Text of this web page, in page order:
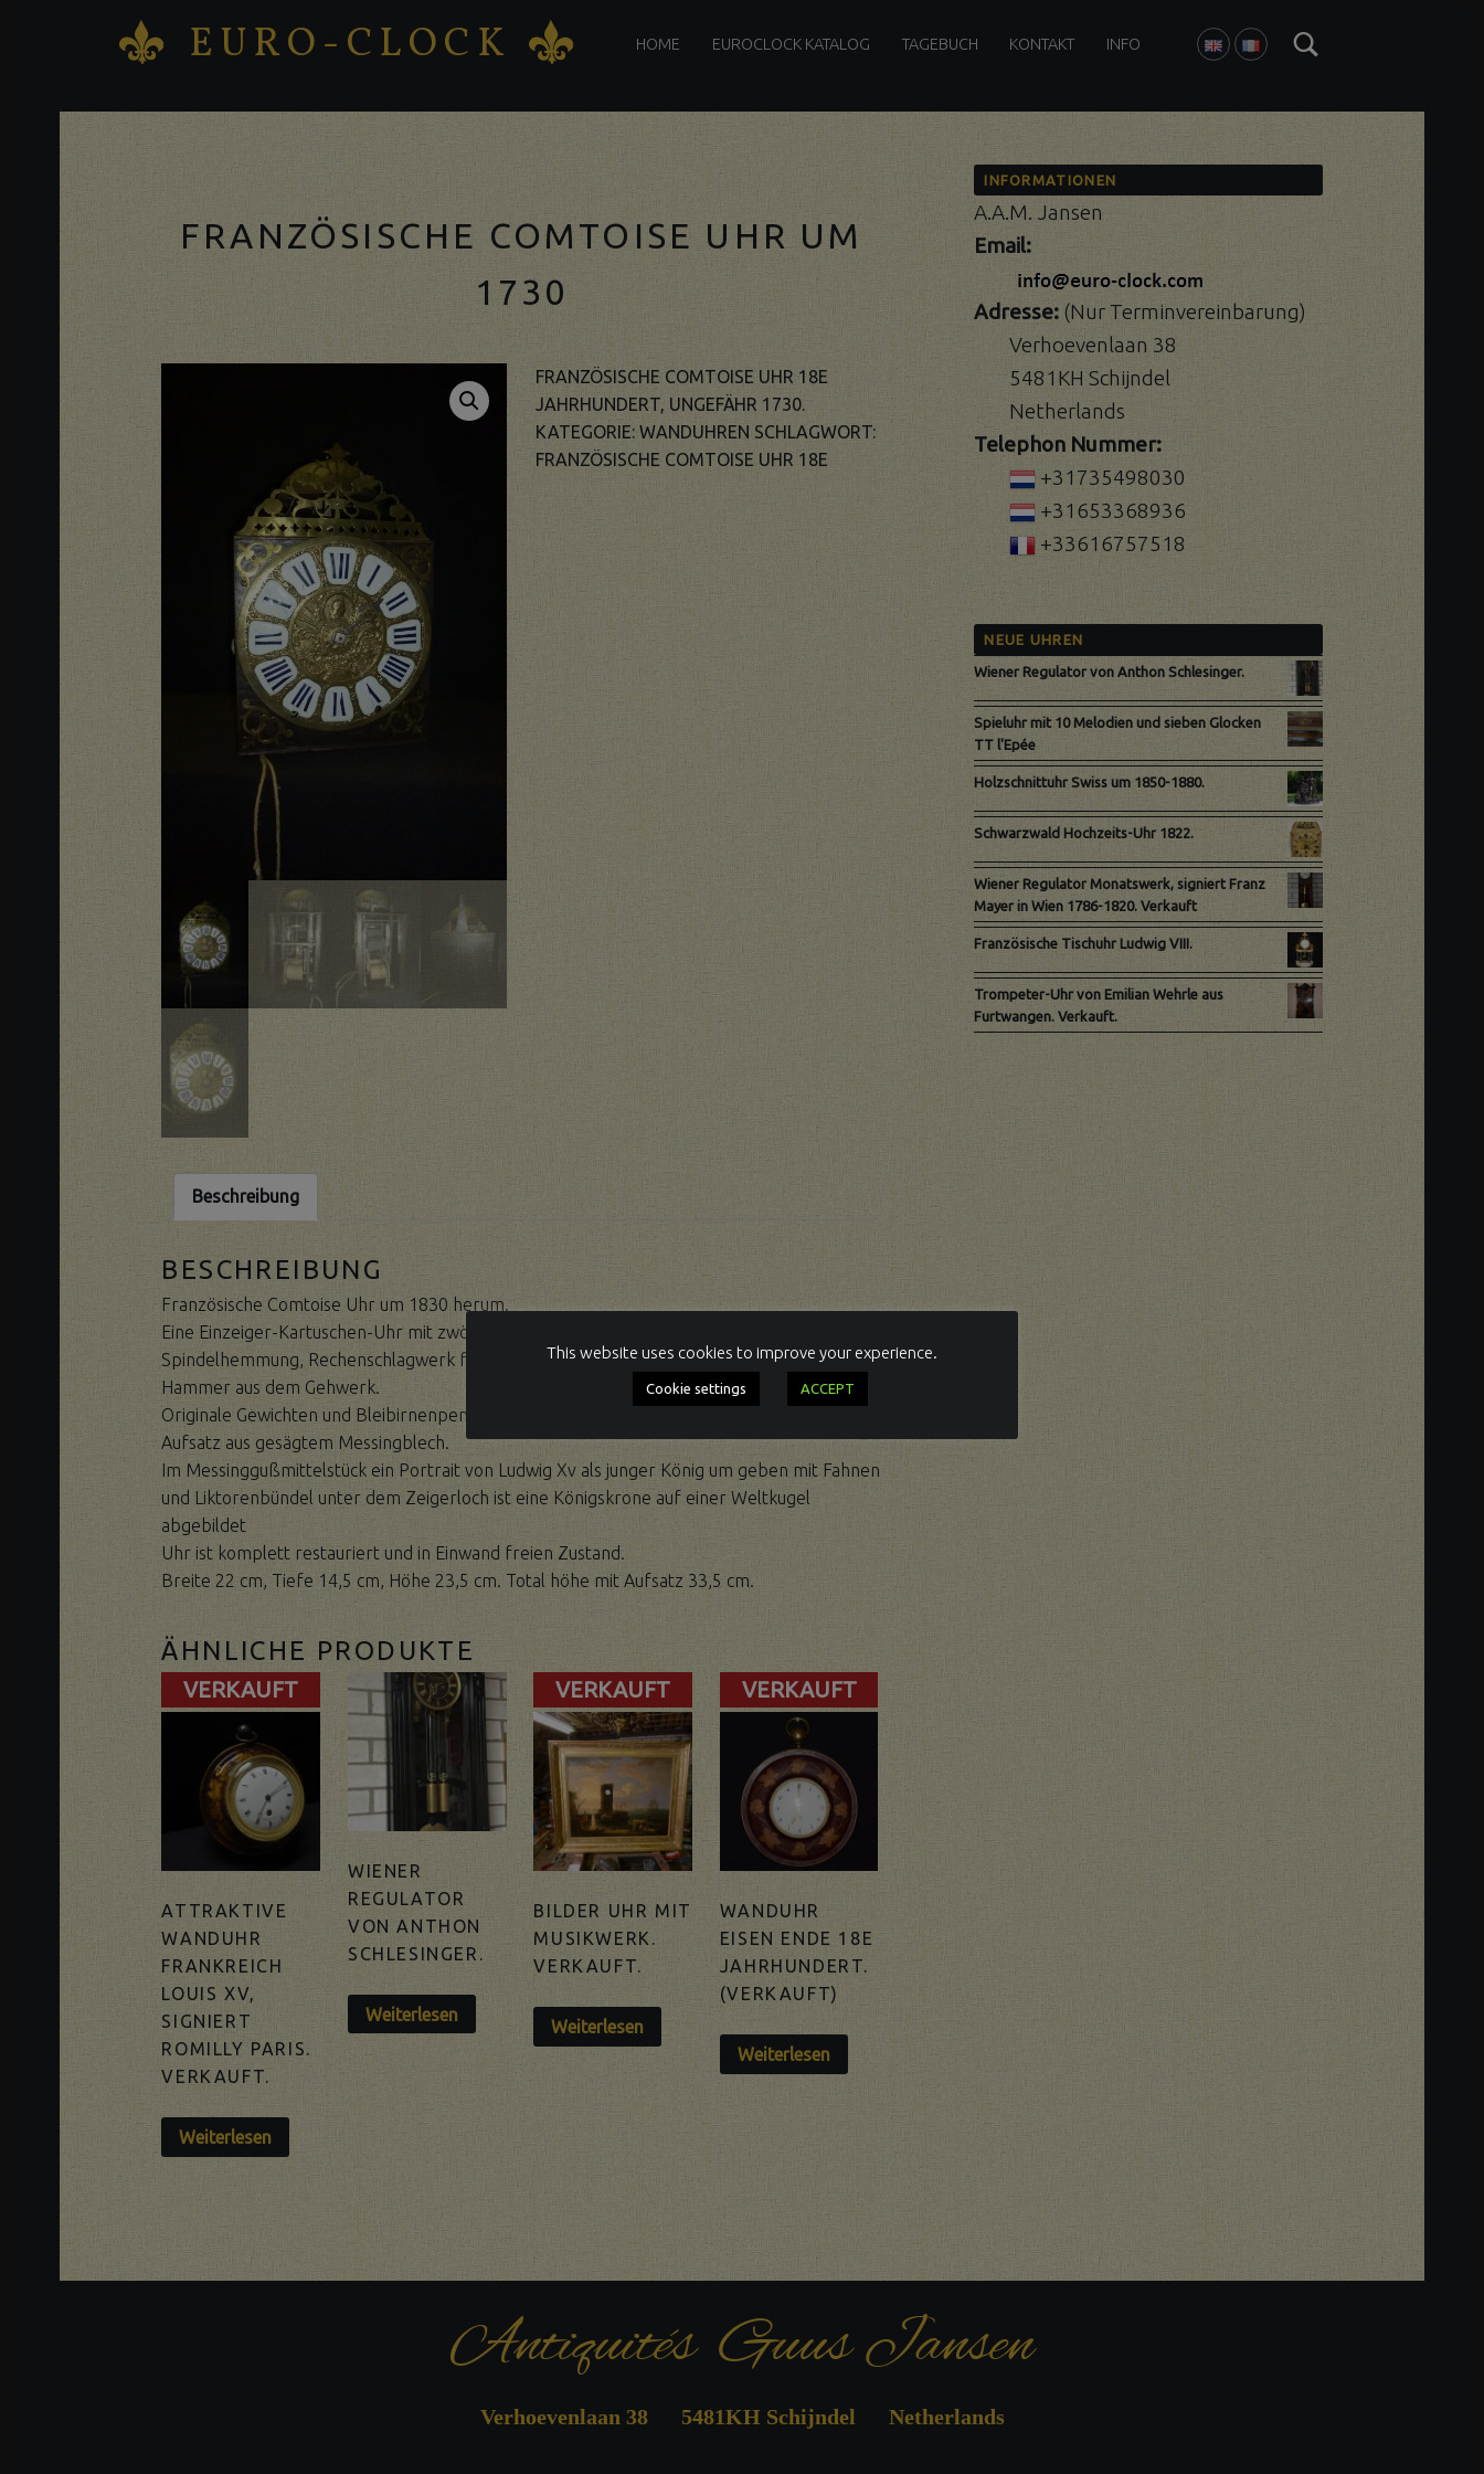
K EURO-CLOCK K
MENU
HOME EUROCLOCK KATALOG TAGEBUCH KONTAKT INFO ENGLISHFRANÇAIS
FRANZÖSISCHE COMTOISE UHR UM
1730
FRANZÖSISCHE COMTOISE UHR 18E
JAHRHUNDERT, UNGEFÄHR 1730.
KATEGORIE:WANDUHREN SCHLAGWORT:
FRANZÖSISCHE COMTOISE UHR 18E
Beschreibung
BESCHREIBUNG
Französische Comtoise Uhr um 1830 herum.
Eine Einzeiger-Kartuschen-Uhr mit zwölf Emailkartuschen, Acht Tage Werl mit
Spindelhemmung, Rechenschlagwerk für die Stunden. Halbstundenschlag mit separatem
Hammer aus dem Gehwerk.
Originale Gewichten und Bleibirnenpendel als Hinterpendel und hat noch sein Weckwerk.
Aufsatz aus gesägtem Messingblech.
Im Messinggußmittelstück ein Portrait von Ludwig Xv als junger König um geben mit Fahnen
und Liktorenbündel unter dem Zeigerloch ist eine Königskrone auf einer Weltkugel
abgebildet
Uhr ist komplett restauriert und in Einwand freien Zustand.
Breite 22 cm, Tiefe 14,5 cm, Höhe 23,5 cm. Total höhe mit Aufsatz 33,5 cm.
ÄHNLICHE PRODUKTE
VERKAUFT
ATTRAKTIVE
WANDUHR
FRANKREICH
LOUIS XV,
SIGNIERT
ROMILLY PARIS.
VERKAUFT.
Weiterlesen
WIENER
REGULATOR
VON ANTHON
SCHLESINGER.
Weiterlesen
VERKAUFT
BILDER UHR MIT
MUSIKWERK.
VERKAUFT.
Weiterlesen
VERKAUFT
WANDUHR
EISEN ENDE 18E
JAHRHUNDERT.
(VERKAUFT)
Weiterlesen
INFORMATIONEN
A.A.M. Jansen
Email:
Adresse: (Nur Terminvereinbarung)
Verhoevenlaan 38
5481KH Schijndel
Netherlands
Telephon Nummer:
+31735498030
+31653368936
+33616757518
NEUE UHREN
Wiener Regulator von Anthon Schlesinger.
Spieluhr mit 10 Melodien und sieben Glocken
TT l'Epée
Holzschnittuhr Swiss um 1850-1880.
Schwarzwald Hochzeits-Uhr 1822.
Wiener Regulator Monatswerk, signiert Franz
Mayer in Wien 1786-1820. Verkauft
Französische Tischuhr Ludwig VIII.
Trompeter-Uhr von Emilian Wehrle aus
Furtwangen. Verkauft.
Antiquités Guus Jansen
Verhoevenlaan 38 5481KH Schijndel Netherlands
This website uses cookies to improve your experience.
Cookie settings ACCEPT